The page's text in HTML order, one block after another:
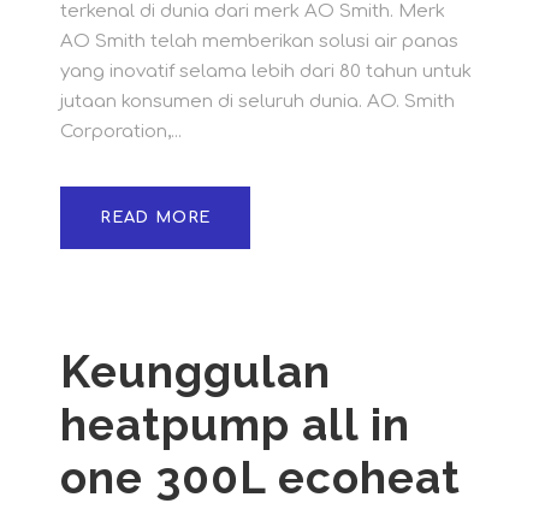
terkenal di dunia dari merk AO Smith. Merk
AO Smith telah memberikan solusi air panas
yang inovatif selama lebih dari 80 tahun untuk
jutaan konsumen di seluruh dunia. AO. Smith
Corporation,...
READ MORE
Keunggulan
heatpump all in
one 300L ecoheat